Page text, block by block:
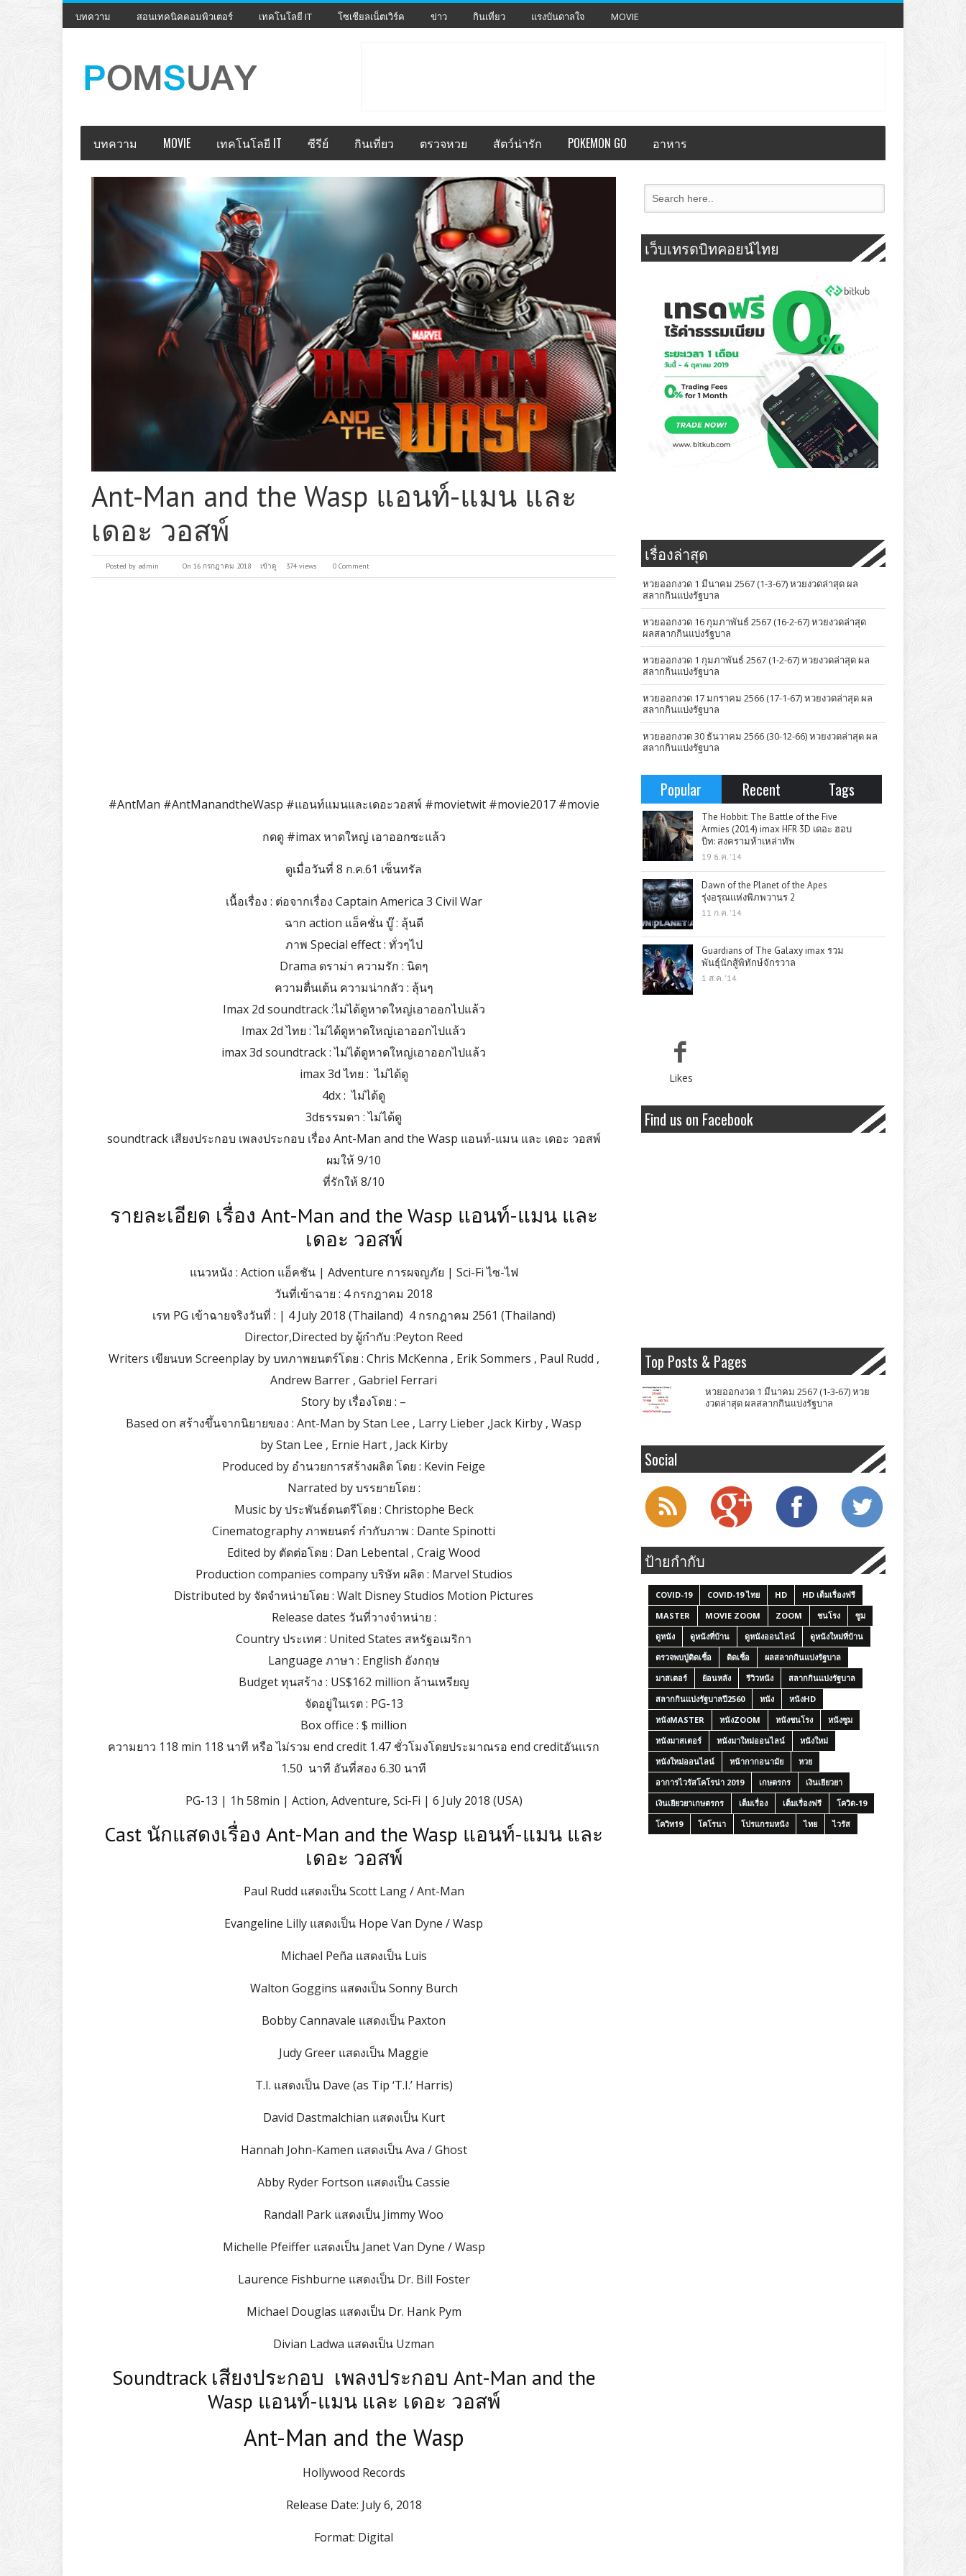
บทความ สอนเทคนิคคอมพิวเตอร์ เทคโนโลยี IT โซเชียลเน็ตเวิร์ค ข่าว กินเที่ยว แรงบันดาลใจ MOVIE
บทความ MOVIE เทคโนโลยี IT ซีรีย์ กินเที่ยว ตรวจหวย สัตว์น่ารัก POKEMON GO อาหาร
Ant-Man and the Wasp แอนท์-แมน และ
เดอะ วอสพ์
Posted by admin On 16 กรกฎาคม 2018 เข้าดู 374 views 0 Comment
#AntMan #AntManandtheWasp #แอนท์แมนและเดอะวอสพ์ #movietwit #movie2017 #movie
กดดู #imax หาดใหญ่ เอาออกซะแล้ว
ดูเมื่อวันที่ 8 ก.ค.61 เซ็นทรัล
เนื้อเรื่อง : ต่อจากเรื่อง Captain America 3 Civil War
ฉาก action แอ็คชั่น บู๊ : ลุ้นดี
ภาพ Special effect : ทั่วๆไป
Drama ดราม่า ความรัก : นิดๆ
ความตื่นเต้น ความน่ากลัว : ลุ้นๆ
Imax 2d soundtrack :ไม่ได้ดูหาดใหญ่เอาออกไปแล้ว
Imax 2d ไทย : ไม่ได้ดูหาดใหญ่เอาออกไปแล้ว
imax 3d soundtrack : ไม่ได้ดูหาดใหญ่เอาออกไปแล้ว
imax 3d ไทย : ไม่ได้ดู
4dx : ไม่ได้ดู
3dธรรมดา : ไม่ได้ดู
soundtrack เสียงประกอบ เพลงประกอบ เรื่อง Ant-Man and the Wasp แอนท์-แมน และ เดอะ วอสพ์
ผมให้ 9/10
ที่รักให้ 8/10
รายละเอียด เรื่อง Ant-Man and the Wasp แอนท์-แมน และ
เดอะ วอสพ์
แนวหนัง : Action แอ็คชัน | Adventure การผจญภัย | Sci-Fi ไซ-ไฟ
วันที่เข้าฉาย : 4 กรกฎาคม 2018
เรท PG เข้าฉายจริงวันที่ : | 4 July 2018 (Thailand) 4 กรกฎาคม 2561 (Thailand)
Director,Directed by ผู้กำกับ :Peyton Reed
Writers เขียนบท Screenplay by บทภาพยนตร์โดย : Chris McKenna , Erik Sommers , Paul Rudd ,
Andrew Barrer , Gabriel Ferrari
Story by เรื่องโดย : –
Based on สร้างขึ้นจากนิยายของ : Ant-Man by Stan Lee , Larry Lieber ,Jack Kirby , Wasp
by Stan Lee , Ernie Hart , Jack Kirby
Produced by อำนวยการสร้างผลิต โดย : Kevin Feige
Narrated by บรรยายโดย :
Music by ประพันธ์ดนตรีโดย : Christophe Beck
Cinematography ภาพยนตร์ กำกับภาพ : Dante Spinotti
Edited by ตัดต่อโดย : Dan Lebental , Craig Wood
Production companies company บริษัท ผลิต : Marvel Studios
Distributed by จัดจำหน่ายโดย : Walt Disney Studios Motion Pictures
Release dates วันที่วางจำหน่าย :
Country ประเทศ : United States สหรัฐอเมริกา
Language ภาษา : English อังกฤษ
Budget ทุนสร้าง : US$162 million ล้านเหรียญ
จัดอยู่ในเรต : PG-13
Box office : $ million
ความยาว 118 min 118 นาที หรือ ไม่รวม end credit 1.47 ชั่วโมงโดยประมาณรอ end creditอันแรก
1.50 นาที อันที่สอง 6.30 นาที
PG-13 | 1h 58min | Action, Adventure, Sci-Fi | 6 July 2018 (USA)
Cast นักแสดงเรื่อง Ant-Man and the Wasp แอนท์-แมน และ
เดอะ วอสพ์
Paul Rudd แสดงเป็น Scott Lang / Ant-Man
Evangeline Lilly แสดงเป็น Hope Van Dyne / Wasp
Michael Peña แสดงเป็น Luis
Walton Goggins แสดงเป็น Sonny Burch
Bobby Cannavale แสดงเป็น Paxton
Judy Greer แสดงเป็น Maggie
T.I. แสดงเป็น Dave (as Tip ‘T.I.’ Harris)
David Dastmalchian แสดงเป็น Kurt
Hannah John-Kamen แสดงเป็น Ava / Ghost
Abby Ryder Fortson แสดงเป็น Cassie
Randall Park แสดงเป็น Jimmy Woo
Michelle Pfeiffer แสดงเป็น Janet Van Dyne / Wasp
Laurence Fishburne แสดงเป็น Dr. Bill Foster
Michael Douglas แสดงเป็น Dr. Hank Pym
Divian Ladwa แสดงเป็น Uzman
Soundtrack เสียงประกอบ เพลงประกอบ Ant-Man and the
Wasp แอนท์-แมน และ เดอะ วอสพ์
Ant-Man and the Wasp
Hollywood Records
Release Date: July 6, 2018
Format: Digital
เว็บเทรดบิทคอยน์ไทย
เรื่องล่าสุด
หวยออกงวด 1 มีนาคม 2567 (1-3-67) หวยงวดล่าสุด ผล
สลากกินแบ่งรัฐบาล
หวยออกงวด 16 กุมภาพันธ์ 2567 (16-2-67) หวยงวดล่าสุด
ผลสลากกินแบ่งรัฐบาล
หวยออกงวด 1 กุมภาพันธ์ 2567 (1-2-67) หวยงวดล่าสุด ผล
สลากกินแบ่งรัฐบาล
หวยออกงวด 17 มกราคม 2566 (17-1-67) หวยงวดล่าสุด ผล
สลากกินแบ่งรัฐบาล
หวยออกงวด 30 ธันวาคม 2566 (30-12-66) หวยงวดล่าสุด ผล
สลากกินแบ่งรัฐบาล
Popular Recent Tags
The Hobbit: The Battle of the Five
Armies (2014) imax HFR 3D เดอะ ฮอบ
บิท: สงครามห้าเหล่าทัพ
19 ธ.ค. '14
Dawn of the Planet of the Apes
รุ่งอรุณแห่งพิภพวานร 2
11 ก.ค. '14
Guardians of The Galaxy imax รวม
พันธุ์นักสู้พิทักษ์จักรวาล
1 ส.ค. '14
Likes
Find us on Facebook
Top Posts & Pages
หวยออกงวด 1 มีนาคม 2567 (1-3-67) หวย
งวดล่าสุด ผลสลากกินแบ่งรัฐบาล
Social
ป้ายกำกับ
COVID-19 COVID-19 ไทย HD
HD เต็มเรื่องฟรี
MASTER
MOVIE ZOOM ZOOM ชนโรง
ซูม
ดูหนัง
ดูหนังที่บ้าน ดูหนังออนไลน์
ดูหนังใหม่ที่บ้าน
ตรวจพบปู่ติดเชื้อ
ติดเชื้อ
ผลสลากกินแบ่งรัฐบาล
มาสเตอร์
ย้อนหลัง รีวิวหนัง
สลากกินแบ่งรัฐบาล
สลากกินแบ่งรัฐบาลปี2560
หนัง
หนังHD
หนังMASTER
หนังZOOM หนังชนโรง
หนังซูม
หนังมาสเตอร์
หนังมาใหม่ออนไลน์
หนังใหม่
หนังใหม่ออนไลน์
หน้ากากอนามัย
หวย
อาการไวรัสโคโรน่า 2019
เกษตรกร
เงินเยียวยา
เงินเยียวยาเกษตรกร
เต็มเรื่อง เต็มเรื่องฟรี
โควิด-19
โควิท19
โคโรนา โปรแกรมหนัง ไทย ไวรัส